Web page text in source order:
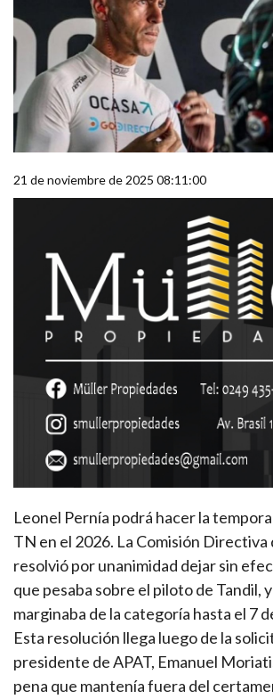
21 de noviembre de 2025 08:11:00
Leonel Pernía podrá hacer la
TN en el 2026. La Comisión Directiva
resolvió por unanimidad dejar sin
que pesaba sobre el piloto de Tandil,
marginaba de la categoría hasta el 7
Esta resolución llega luego de la
presidente de APAT, Emanuel
pena que mantenía fuera del